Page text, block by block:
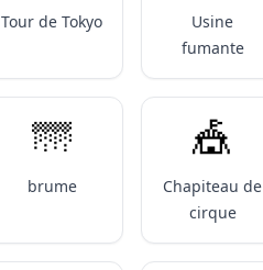
Tour de Tokyo
Usine
fumante
🌁
brume
🎪
Chapiteau de
cirque